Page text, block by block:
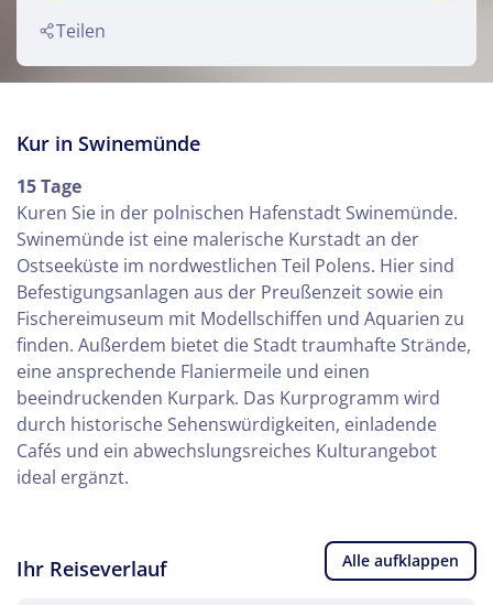
Teilen
Kur in Swinemünde
15 Tage
Kuren Sie in der polnischen Hafenstadt Swinemünde.
Swinemünde ist eine malerische Kurstadt an der
Ostseeküste im nordwestlichen Teil Polens. Hier sind
Befestigungsanlagen aus der Preußenzeit sowie ein
Fischereimuseum mit Modellschiffen und Aquarien zu
finden. Außerdem bietet die Stadt traumhafte Strände,
eine ansprechende Flaniermeile und einen
beeindruckenden Kurpark. Das Kurprogramm wird
durch historische Sehenswürdigkeiten, einladende
Cafés und ein abwechslungsreiches Kulturangebot
ideal ergänzt.
Ihr Reiseverlauf Alle aufklappen